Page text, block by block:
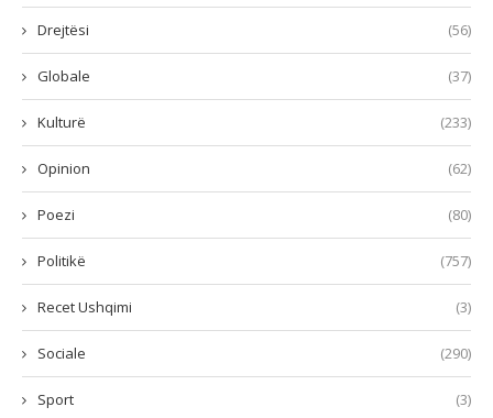
Drejtësi (56)
Globale (37)
Kulturë (233)
Opinion (62)
Poezi (80)
Politikë (757)
Recet Ushqimi (3)
Sociale (290)
Sport (3)